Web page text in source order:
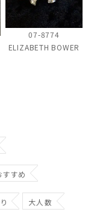
07-8774
ELIZABETH BOWER
すめ
大人数